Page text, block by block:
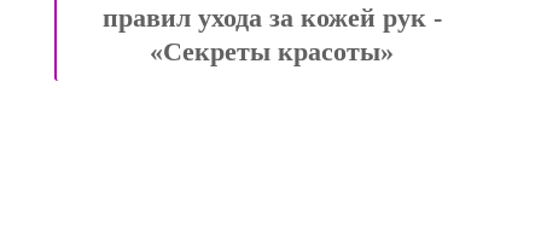
правил ухода за кожей рук -
«Секреты красоты»